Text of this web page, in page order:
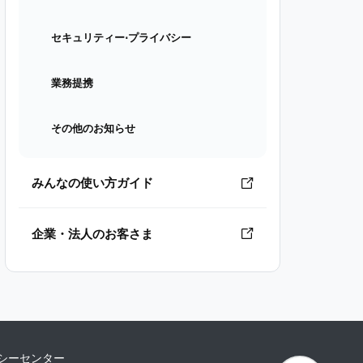
セキュリティー⋅プライバシー
業務提携
その他のお知らせ
みんなの使い方ガイド
企業・法人のお客さま
ーセンター